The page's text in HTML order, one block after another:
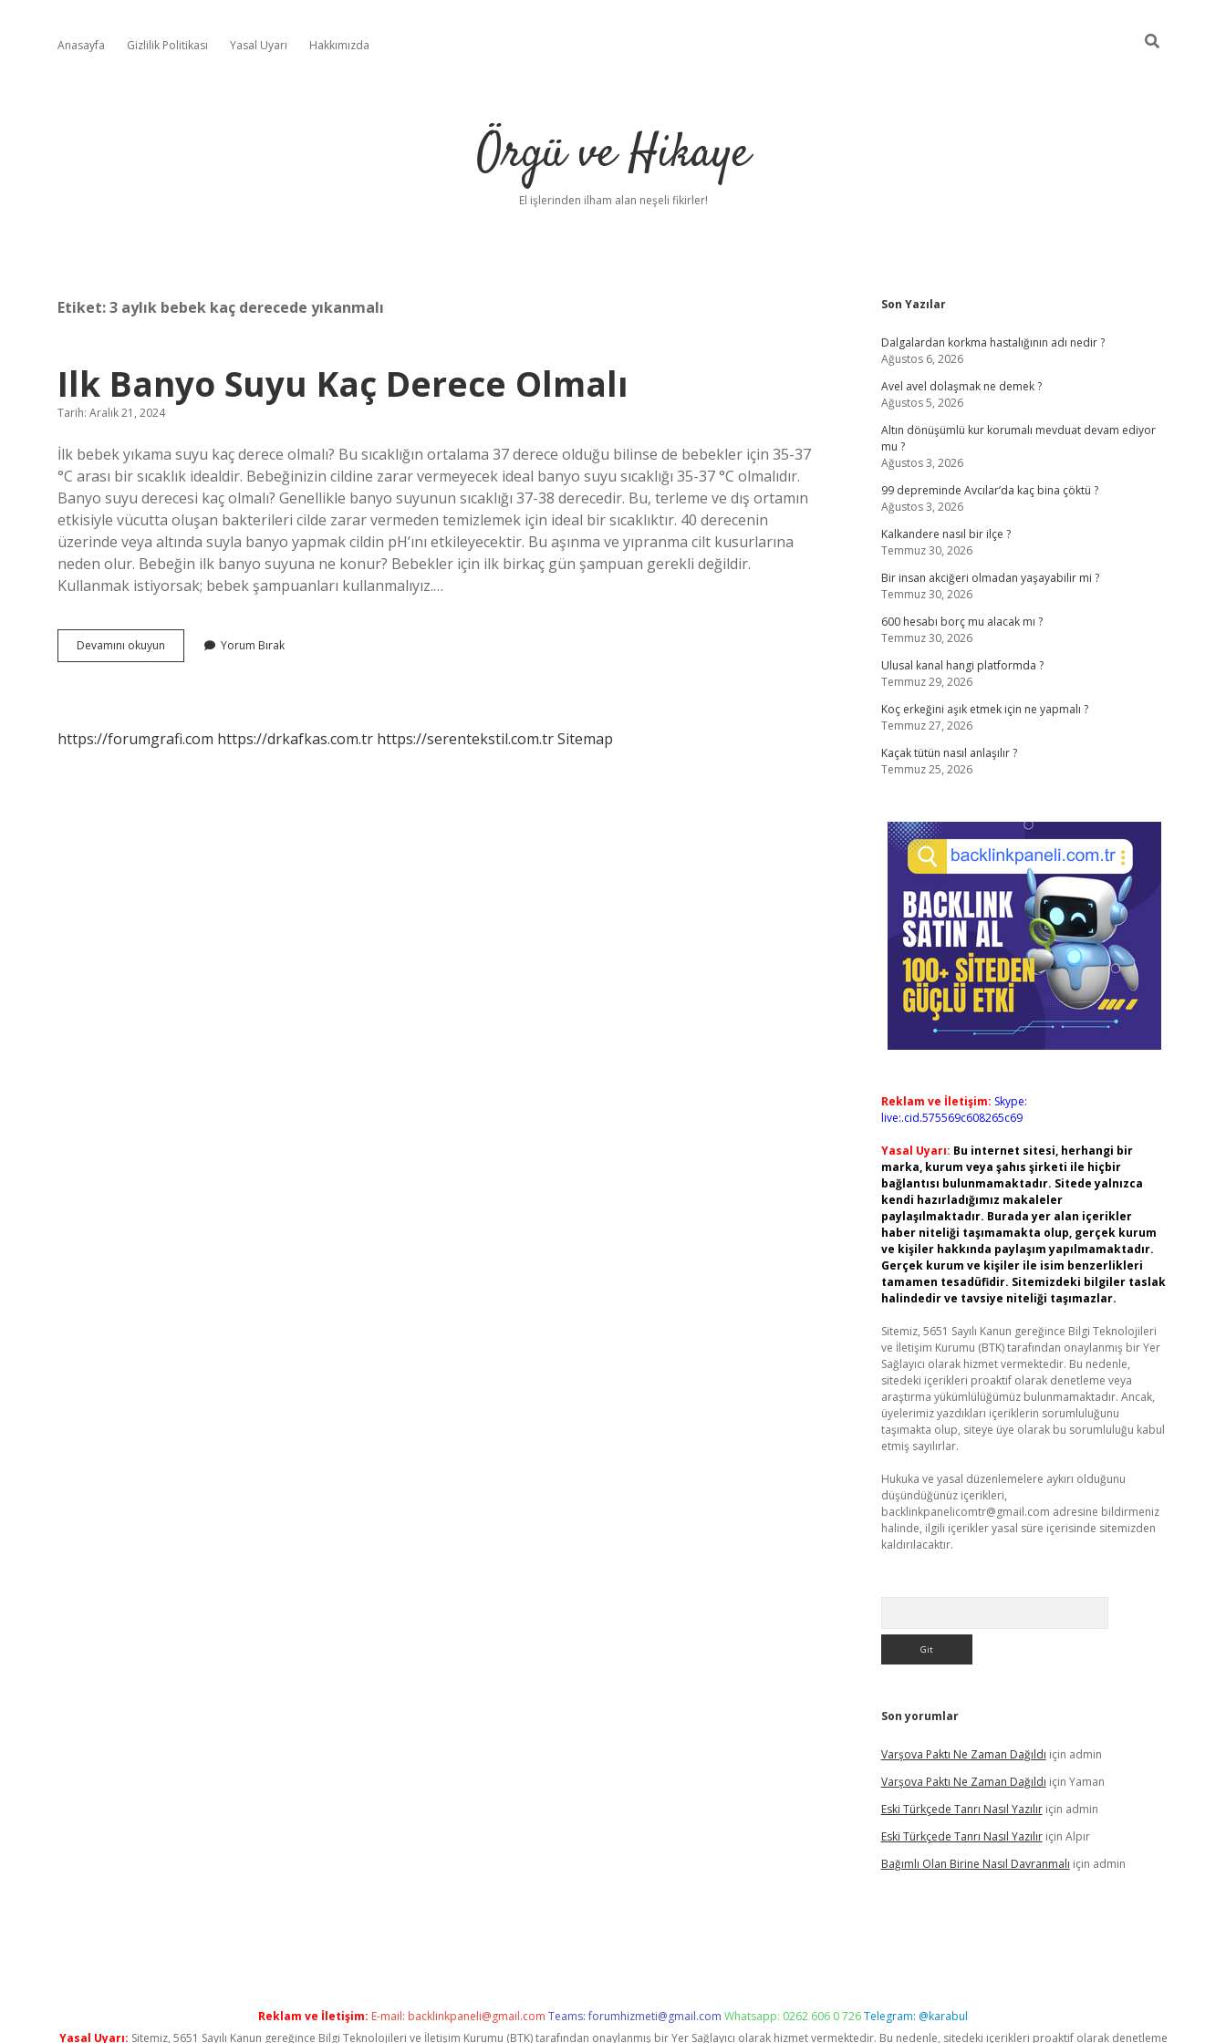
Anasayfa Gizlilik Politikası Yasal Uyarı Hakkımızda
Örgü ve Hikaye
El işlerinden ilham alan neşeli fikirler!
Etiket:3 aylık bebek kaç derecede yıkanmalı
Ilk Banyo Suyu Kaç Derece Olmalı
Tarih: Aralık 21, 2024
İlk bebek yıkama suyu kaç derece olmalı? Bu sıcaklığın ortalama 37 derece olduğu bilinse de bebekler için 35-37
°C arası bir sıcaklık idealdir. Bebeğinizin cildine zarar vermeyecek ideal banyo suyu sıcaklığı 35-37 °C olmalıdır.
Banyo suyu derecesi kaç olmalı? Genellikle banyo suyunun sıcaklığı 37-38 derecedir. Bu, terleme ve dış ortamın
etkisiyle vücutta oluşan bakterileri cilde zarar vermeden temizlemek için ideal bir sıcaklıktır. 40 derecenin
üzerinde veya altında suyla banyo yapmak cildin pH’ını etkileyecektir. Bu aşınma ve yıpranma cilt kusurlarına
neden olur. Bebeğin ilk banyo suyuna ne konur? Bebekler için ilk birkaç gün şampuan gerekli değildir.
Kullanmak istiyorsak; bebek şampuanları kullanmalıyız.…
Devamını okuyun
Banyo
Yorum Bırak
https://forumgrafi.com https://drkafkas.com.tr https://serentekstil.com.trSitemap
Sidebar
Son Yazılar
Dalgalardan korkma hastalığının adı nedir ?
Ağustos 6, 2026
Avel avel dolaşmak ne demek ?
Ağustos 5, 2026
Altın dönüşümlü kur korumalı mevduat devam ediyor
mu ?
Ağustos 3, 2026
99 depreminde Avcılar’da kaç bina çöktü ?
Ağustos 3, 2026
Kalkandere nasıl bir ilçe ?
Temmuz 30, 2026
Bir insan akciğeri olmadan yaşayabilir mi ?
Temmuz 30, 2026
600 hesabı borç mu alacak mı ?
Temmuz 30, 2026
Ulusal kanal hangi platformda ?
Temmuz 29, 2026
Koç erkeğini aşık etmek için ne yapmalı ?
Temmuz 27, 2026
Kaçak tütün nasıl anlaşılır ?
Temmuz 25, 2026
Reklam ve İletişim: Skype:
live:.cid.575569c608265c69
Yasal Uyarı: Bu internet sitesi, herhangi bir
marka, kurum veya şahıs şirketi ile hiçbir
bağlantısı bulunmamaktadır. Sitede yalnızca
kendi hazırladığımız makaleler
paylaşılmaktadır. Burada yer alan içerikler
haber niteliği taşımamakta olup, gerçek kurum
ve kişiler hakkında paylaşım yapılmamaktadır.
Gerçek kurum ve kişiler ile isim benzerlikleri
tamamen tesadüfidir. Sitemizdeki bilgiler taslak
halindedir ve tavsiye niteliği taşımazlar.
Sitemiz, 5651 Sayılı Kanun gereğince Bilgi Teknolojileri
ve İletişim Kurumu (BTK) tarafından onaylanmış bir Yer
Sağlayıcı olarak hizmet vermektedir. Bu nedenle,
sitedeki içerikleri proaktif olarak denetleme veya
araştırma yükümlülüğümüz bulunmamaktadır. Ancak,
üyelerimiz yazdıkları içeriklerin sorumluluğunu
taşımakta olup, siteye üye olarak bu sorumluluğu kabul
etmiş sayılırlar.
Hukuka ve yasal düzenlemelere aykırı olduğunu
düşündüğünüz içerikleri,
backlinkpanelicomtr@gmail.com adresine bildirmeniz
halinde, ilgili içerikler yasal süre içerisinde sitemizden
kaldırılacaktır.
Son yorumlar
Varşova Paktı Ne Zaman Dağıldı için admin
Varşova Paktı Ne Zaman Dağıldı için Yaman
Eski Türkçede Tanrı Nasıl Yazılıriçin admin
Eski Türkçede Tanrı Nasıl Yazılıriçin Alpır
Bağımlı Olan Birine Nasıl Davranmalı için admin
Reklam ve İletişim: E-mail: backlinkpaneli@gmail.com Teams:forumhizmeti@gmail.com Whatsapp: 0262 606 0 726Telegram: @karabul
Yasal Uyarı: Sitemiz, 5651 Sayılı Kanun gereğince Bilgi Teknolojileri ve İletişim Kurumu (BTK) tarafından onaylanmış bir Yer Sağlayıcı olarak hizmet vermektedir. Bu nedenle, sitedeki içerikleri proaktif olarak denetleme